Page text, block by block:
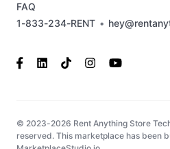
1-833-234-RENT •
FAQ
© 2023-2026 Rent Anything Store
reserved. This marketplace has been